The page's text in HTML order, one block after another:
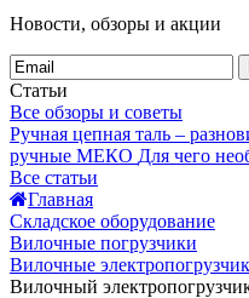
Новости, обзоры и акции
Статьи
Все обзоры и советы
Ручная цепная таль –
ручные МЕКО Для чего
Все статьи
Главная
Складское оборудование
Вилочные погрузчики
Вилочные
Вилочный